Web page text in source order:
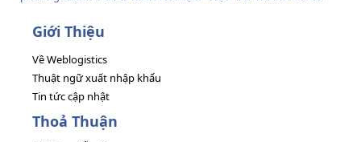
Giới Thiệu
Về Weblogistics
Thuật ngữ xuất nhập khẩu
Tin tức cập nhật
Thoả Thuận